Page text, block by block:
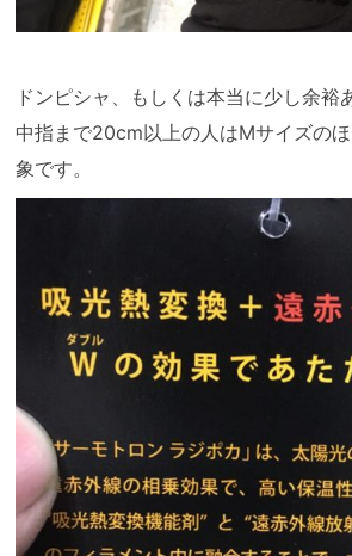
ドンピシャ、もしくは本当に少し余裕
中指まで20cm以上の人はMサイズの
象です。